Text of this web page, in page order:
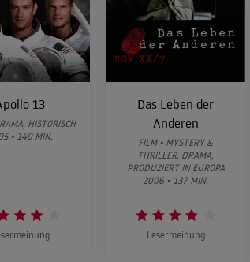
13
HISTORISCH
• 140 MIN.
Das Leben der
Anderen
FILM • MYSTERY &
THRILLER, DRAMA,
PRODUZIERT IN EUROPA
2006 • 137 MIN.
Lesermeinung